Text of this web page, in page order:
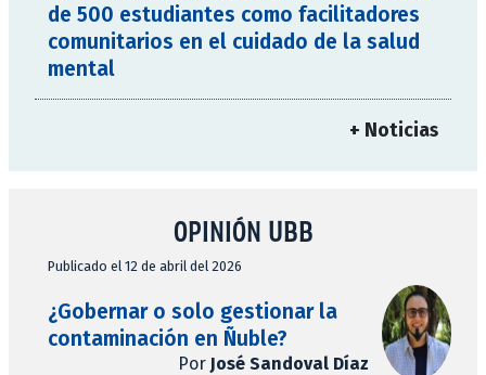
de 500 estudiantes como facilitadores
comunitarios en el cuidado de la salud
mental
+ Noticias
OPINIÓN UBB
Publicado el 12 de abril del 2026
¿Gobernar o solo gestionar la
contaminación en Ñuble?
Por José Sandoval Díaz